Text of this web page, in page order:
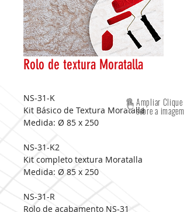
Rolo de textura Moratalla
NS-31-K
Kit Básico de Textura Moratalla
Medida: Ø 85 x 250
NS-31-K2
Kit completo textura Moratalla
Medida: Ø 85 x 250
NS-31-R
Rolo de acabamento NS-31
Ampliar Clique
sobre a imagem